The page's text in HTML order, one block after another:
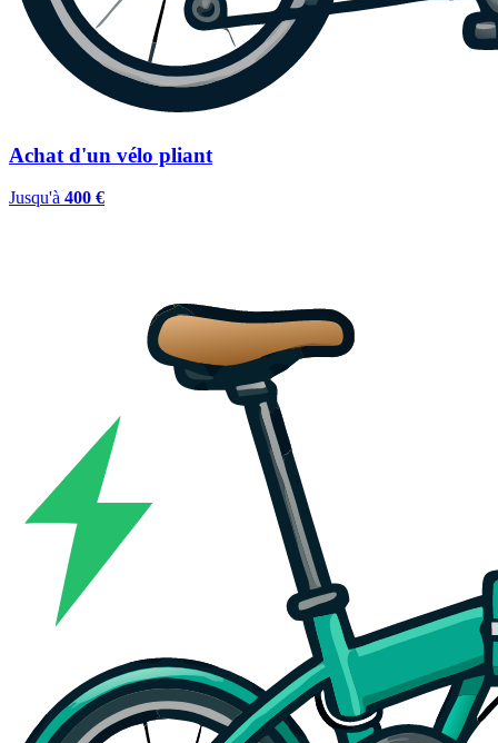
Achat d'un vélo pliant
Jusqu'à 400 €